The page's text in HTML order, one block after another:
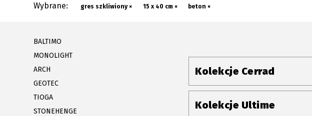
Wybrane: gres szkliwiony × 15 x 40 cm × beton ×
BALTIMO
MONOLIGHT
ARCH
GEOTEC
TIOGA
STONEHENGE
Kolekcje Cerrad
Kolekcje Ultime